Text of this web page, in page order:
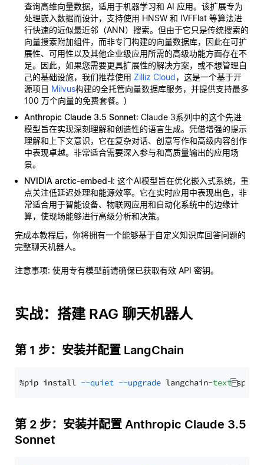
查询高维向量数据，适用于机器学习和 AI 应用。该扩展专为
处理嵌入数据而设计，支持使用 HNSW 和 IVFFlat 等算法进
行快速的近似最近邻（ANN）搜索。但由于它只是传统搜索的
向量搜索附加组件，而非专门构建的向量数据库，因此在可扩
展性、可用性以及其他企业级应用所需的高级功能方面存在不
足。因此，如果您需要更具扩展性的解决方案，或不想管理自
己的基础设施，我们推荐使用 Zilliz Cloud，这是一个基于开
源项目 Milvus构建的全托管向量数据库服务，并提供支持最多
100 万个向量的免费套餐。)
Anthropic Claude 3.5 Sonnet: Claude 3系列中的这个先进
模型旨在实现深刻理解和创造性的语言生成。凭借增强的提示
理解和上下文意识，它在复杂对话、创意写作和高级内容创作
中表现卓越。非常适合需要深入参与和高质量输出的应用场
景。
NVIDIA arctic-embed-l: 这个AI模型旨在优化嵌入式系统，重
点关注低延迟处理和能源效率。它在实时应用中表现出色，非
常适合用于智能设备、物联网应用和自动化系统中的边缘计
算，使现场能够进行高级分析和决策。
完成本教程后，你将拥有一个能够基于自定义知识库回答问题的
完整聊天机器人。
注意事项: 使用专有模型前请确保已获取有效 API 密钥。
实战：搭建 RAG 聊天机器人
第 1 步：安装并配置 LangChain
%pip install --quiet --upgrade langchain-text
第 2 步：安装并配置 Anthropic Claude 3.5
Sonnet